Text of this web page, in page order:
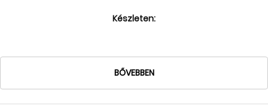
Készleten:
BŐVEBBEN
és szerviz alkatrészek
Tok, kábel, töltő, tartó